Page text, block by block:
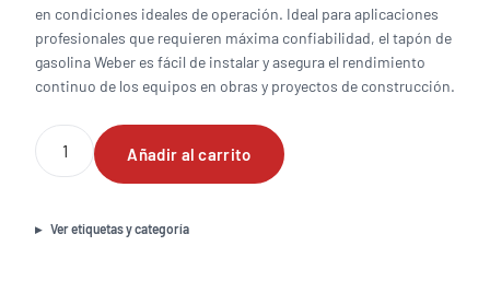
en condiciones ideales de operación. Ideal para aplicaciones
profesionales que requieren máxima confiabilidad, el tapón de
gasolina Weber es fácil de instalar y asegura el rendimiento
continuo de los equipos en obras y proyectos de construcción.
Tapón
de
gasolina
cantidad
Añadir al carrito
Ver etiquetas y categoría